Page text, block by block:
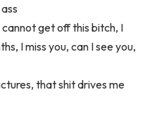
get off this bitch, I
I miss you, can I see you,
that shit drives me